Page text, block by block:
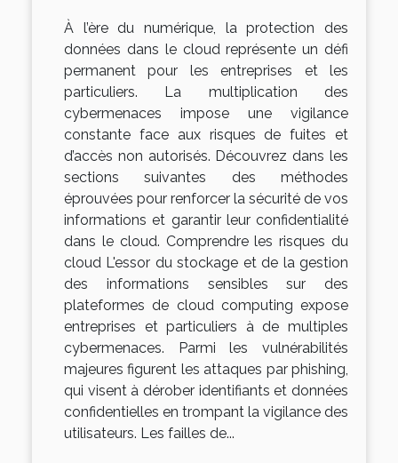
À l’ère du numérique, la protection des
données dans le cloud représente un défi
permanent pour les entreprises et les
particuliers. La multiplication des
cybermenaces impose une vigilance
constante face aux risques de fuites et
d’accès non autorisés. Découvrez dans les
sections suivantes des méthodes
éprouvées pour renforcer la sécurité de vos
informations et garantir leur confidentialité
dans le cloud. Comprendre les risques du
cloud L'essor du stockage et de la gestion
des informations sensibles sur des
plateformes de cloud computing expose
entreprises et particuliers à de multiples
cybermenaces. Parmi les vulnérabilités
majeures figurent les attaques par phishing,
qui visent à dérober identifiants et données
confidentielles en trompant la vigilance des
utilisateurs. Les failles de...